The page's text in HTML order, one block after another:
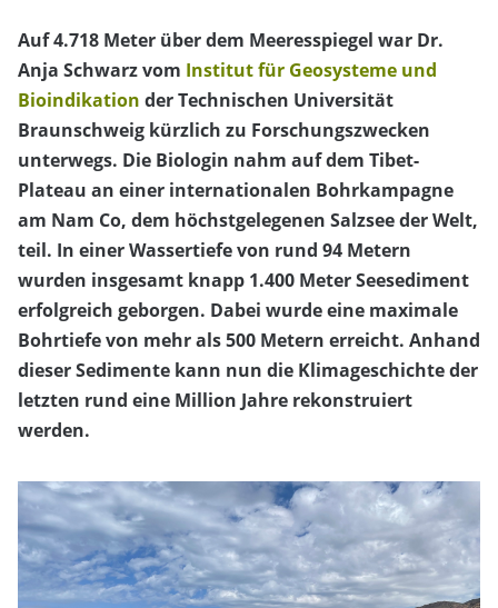
Auf 4.718 Meter über dem Meeresspiegel war Dr.
Anja Schwarz vom Institut für Geosysteme und
Bioindikation der Technischen Universität
Braunschweig kürzlich zu Forschungszwecken
unterwegs. Die Biologin nahm auf dem Tibet-
Plateau an einer internationalen Bohrkampagne
am Nam Co, dem höchstgelegenen Salzsee der Welt,
teil. In einer Wassertiefe von rund 94 Metern
wurden insgesamt knapp 1.400 Meter Seesediment
erfolgreich geborgen. Dabei wurde eine maximale
Bohrtiefe von mehr als 500 Metern erreicht. Anhand
dieser Sedimente kann nun die Klimageschichte der
letzten rund eine Million Jahre rekonstruiert
werden.